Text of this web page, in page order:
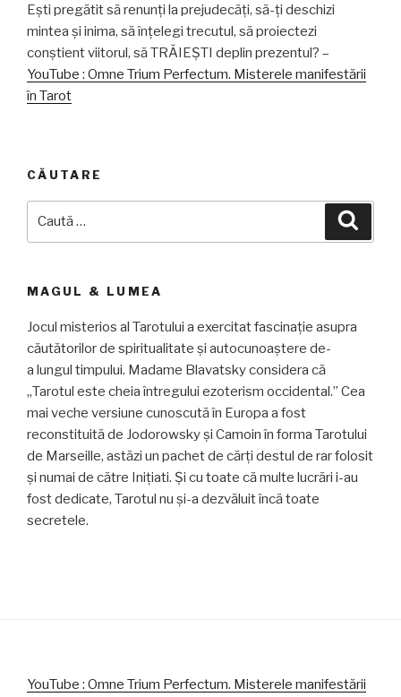
Ești pregătit să renunți la prejudecăți, să-ți deschizi
mintea și inima, să înțelegi trecutul, să proiectezi
conștient viitorul, să TRĂIEȘTI deplin prezentul? –
YouTube : Omne Trium Perfectum. Misterele manifestării
în Tarot
CĂUTARE
MAGUL & LUMEA
Jocul misterios al Tarotului a exercitat fascinație asupra
căutătorilor de spiritualitate și autocunoaștere de-
a lungul timpului. Madame Blavatsky considera că
„Tarotul este cheia întregului ezoterism occidental.” Cea
mai veche versiune cunoscută în Europa a fost
reconstituită de Jodorowsky și Camoin în forma Tarotului
de Marseille, astăzi un pachet de cărți destul de rar folosit
și numai de către Inițiati. Și cu toate că multe lucrări i-au
fost dedicate, Tarotul nu și-a dezvăluit încă toate
secretele.
YouTube : Omne Trium Perfectum. Misterele manifestării